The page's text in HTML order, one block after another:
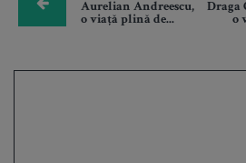
Aurelian Andreescu,
o viață plină de...
Draga
o